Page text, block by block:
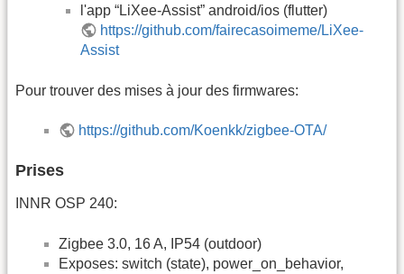
l'app “LiXee-Assist” android/ios (flutter)
https://github.com/fairecasoimeme/LiXee-
Assist
Pour trouver des mises à jour des firmwares:
https://github.com/Koenkk/zigbee-OTA/
Prises
INNR OSP 240:
Zigbee 3.0, 16 A, IP54 (outdoor)
Exposes: switch (state), power_on_behavior,